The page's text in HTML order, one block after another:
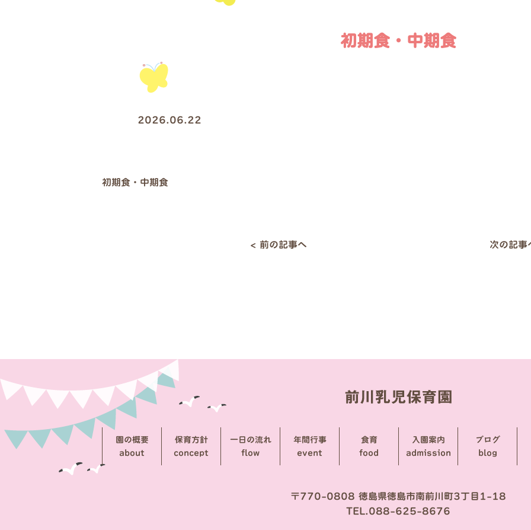
初期食・中期食
2026.06.22
初期食・中期食
ー
シ
ョ
ン
< 前の記事へ 次の記事
園の概要
about
保育方針
concept
一日の流れ
flow
年間行事
event
食育
food
入園案内
admission
ブログ
blog
〒770-0808 徳島県徳島市南前川町3丁目1-18
TEL.088-625-8676